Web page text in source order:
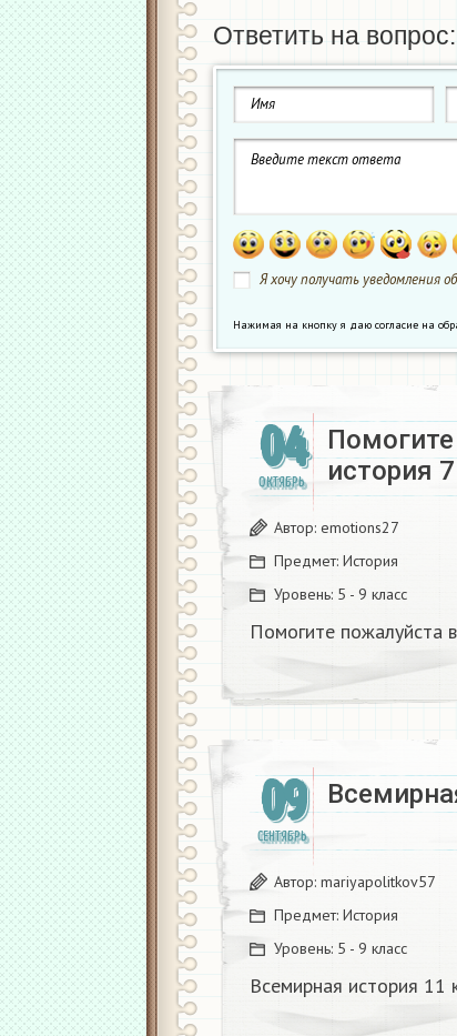
Ответить на вопрос:
Я хочу получать уведомления
Нажимая на кнопку я даю согласие на
04
ОКТЯБРЬ
история
Автор: emotions27
Предмет: История
Уровень: 5 - 9 класс
Помогите пожалуйста
09
СЕНТЯБРЬ
Автор: mariyapolitkov57
Предмет: История
Уровень: 5 - 9 класс
Всемирная история 11